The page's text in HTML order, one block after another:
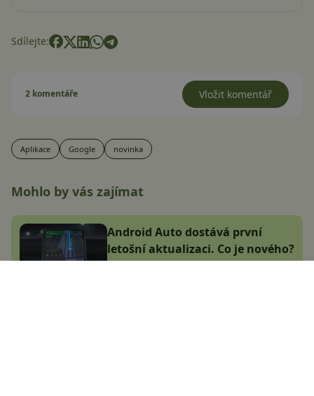
Sdílejte:
2 komentáře Vložit komentář
Aplikace Google novinka
Mohlo by vás zajímat
Android Auto dostává první
letošní aktualizaci. Co je nového?